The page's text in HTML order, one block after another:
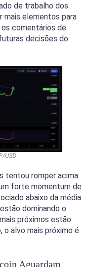
de trabalho dos
mais elementos para
comentários de
decisões do
USD
tentou romper acima
forte momentum de
abaixo da média
dominando o
próximos estão
o alvo mais próximo é
Aguardam